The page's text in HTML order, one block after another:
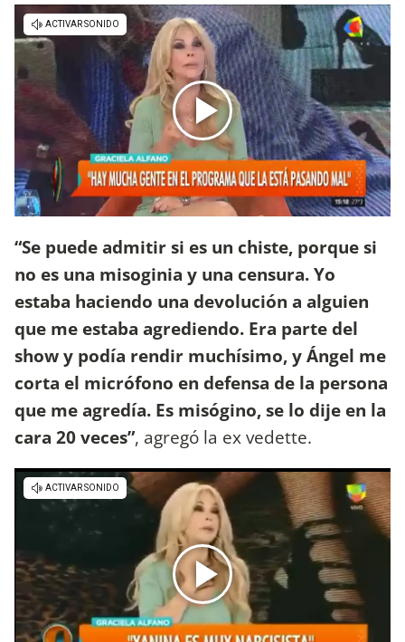
“Se puede admitir si es un chiste, porque si
no es una misoginia y una censura. Yo
estaba haciendo una devolución a alguien
que me estaba agrediendo. Era parte del
show y podía rendir muchísimo, y Ángel me
corta el micrófono en defensa de la persona
que me agredía. Es misógino, se lo dije en la
cara 20 veces”, agregó la ex vedette.